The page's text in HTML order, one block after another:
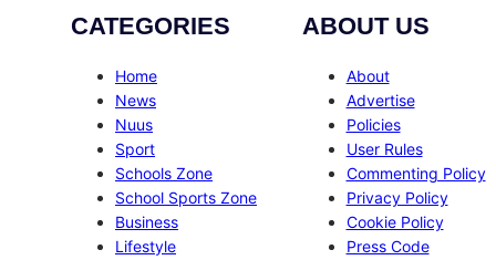
CATEGORIES
Home
News
Nuus
Sport
Schools Zone
School Sports Zone
Business
Lifestyle
ABOUT US
About
Advertise
Policies
User Rules
Commenting Policy
Privacy Policy
Cookie Policy
Press Code